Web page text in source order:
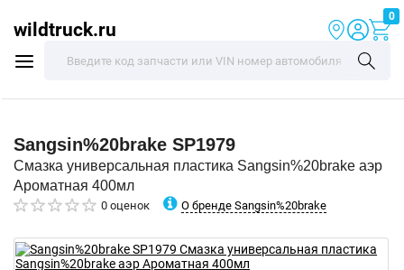
wildtruck.ru
0
Sangsin%20brake SP1979
Смазка универсальная пластика Sangsin%20brake аэр
Ароматная 400мл
0 оценок О бренде Sangsin%20brake